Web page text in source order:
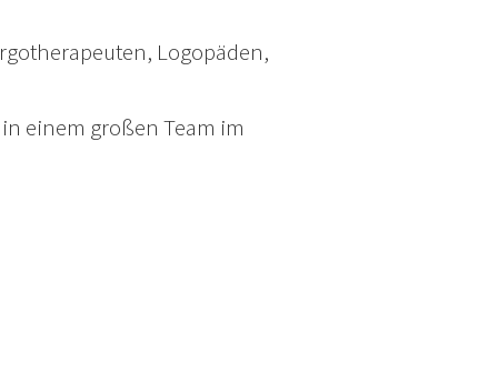
Logopäden,
einem großen Team im